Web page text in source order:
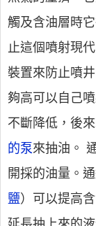
觸及含油層時
止這個噴射現
裝置來防止噴
夠高可以自己
不斷降低，後
的泵來抽油。
開採的油量。
鹽）可以提高